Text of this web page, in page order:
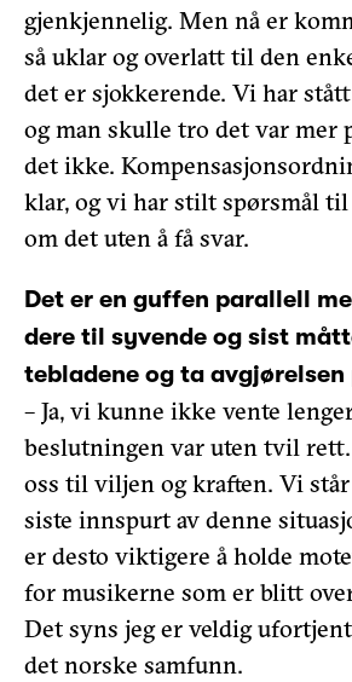
gjenkjennelig. Men nå er
så uklar og overlatt til den
det er sjokkerende. Vi har
og man skulle tro det var mer
det ikke.
klar, og vi har stilt spørsmål
om det uten å få svar.
Det er en guffen parallell
dere til syvende og sist
tebladene og ta avgjørelsen
– Ja, vi kunne ikke vente
beslutningen var uten tvil
oss til viljen og kraften. Vi
siste innspurt av denne
er desto viktigere å holde
for musikerne som er blitt
Det syns jeg er veldig
det norske samfunn.